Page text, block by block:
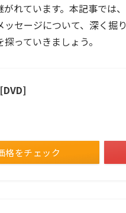
れています。本記事では
セージについて、深く掘
っていきましょう。
格をチェック